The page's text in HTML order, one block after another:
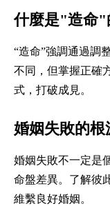
什麼是"造命"
“造命”強調通過調
不同，但掌握正確
式，打破成見。
婚姻失敗的根
婚姻失敗不一定是
命盤差異。了解彼
維繫良好婚姻。